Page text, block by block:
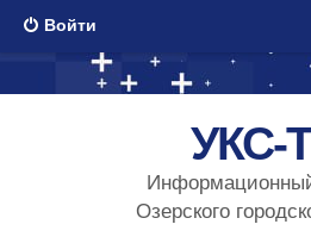
Войти
УКС-
Озерского